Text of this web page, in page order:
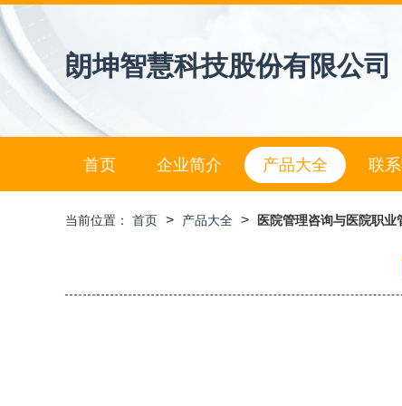
朗坤智慧科技股份有限公司
首页 企业简介 产品大全 联
当前位置： 首页 > 产品大全 > 医院管理咨询与医院职业